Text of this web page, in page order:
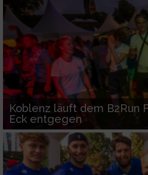
Koblenz läuft dem B2Run
Eck entgegen